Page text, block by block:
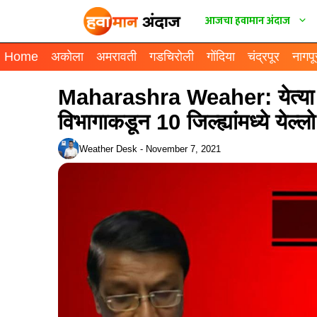
आजचा हवामान अंदाज
Home अकोला अमरावती गडचिरोली गोंदिया चंद्रपूर
Maharashra Weaher: येत्या
विभागाकडून 10 जिल्ह्यांमध्ये
Weather Desk - November 7, 2021